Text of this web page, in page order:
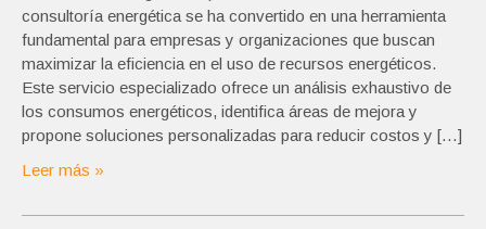
consultoría energética se ha convertido en una herramienta
fundamental para empresas y organizaciones que buscan
maximizar la eficiencia en el uso de recursos energéticos.
Este servicio especializado ofrece un análisis exhaustivo de
los consumos energéticos, identifica áreas de mejora y
propone soluciones personalizadas para reducir costos y […]
Leer más »